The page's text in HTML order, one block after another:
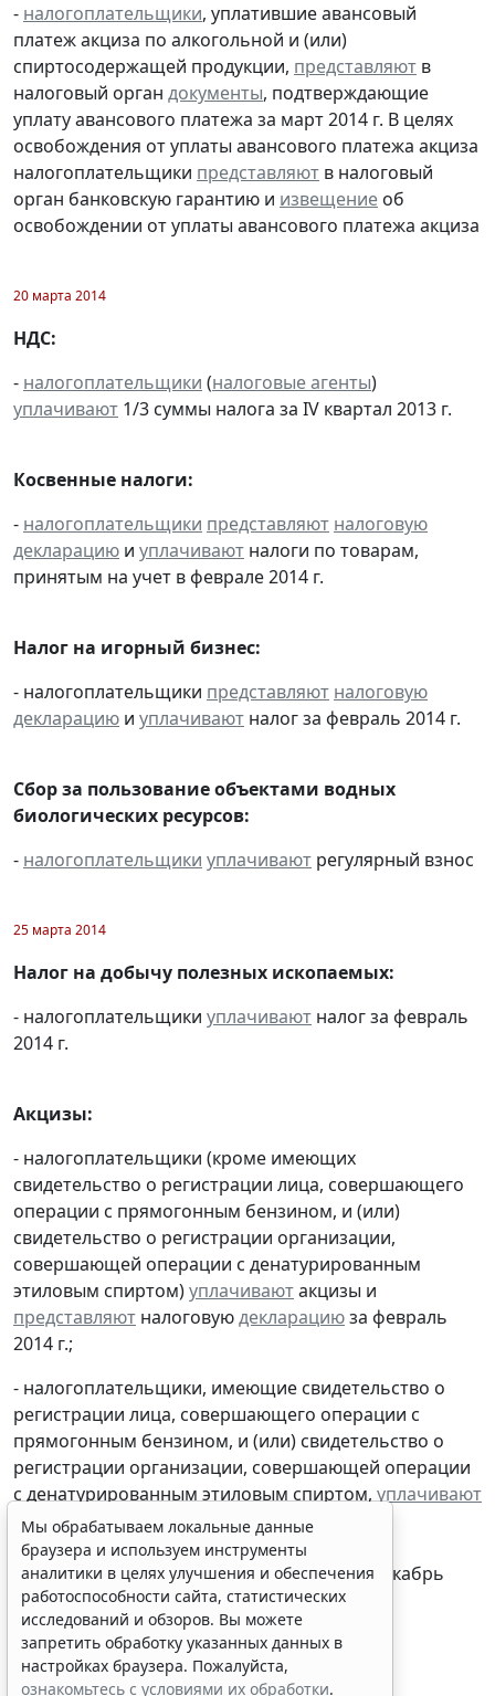
- налогоплательщики, уплатившие авансовый
платеж акциза по алкогольной и (или)
спиртосодержащей продукции, представляют в
налоговый орган документы, подтверждающие
уплату авансового платежа за март 2014 г. В целях
освобождения от уплаты авансового платежа акциза
налогоплательщики представляют в налоговый
орган банковскую гарантию и извещение об
освобождении от уплаты авансового платежа акциза
20 марта 2014
НДС:
- налогоплательщики (налоговые агенты)
уплачивают 1/3 суммы налога за IV квартал 2013 г.
Косвенные налоги:
- налогоплательщики представляют налоговую
декларацию и уплачивают налоги по товарам,
принятым на учет в феврале 2014 г.
Налог на игорный бизнес:
- налогоплательщики представляют налоговую
декларацию и уплачивают налог за февраль 2014 г.
Сбор за пользование объектами водных
биологических ресурсов:
- налогоплательщики уплачивают регулярный взнос
25 марта 2014
Налог на добычу полезных ископаемых:
- налогоплательщики уплачивают налог за февраль
2014 г.
Акцизы:
- налогоплательщики (кроме имеющих
свидетельство о регистрации лица, совершающего
операции с прямогонным бензином, и (или)
свидетельство о регистрации организации,
совершающей операции с денатурированным
этиловым спиртом)уплачиваютакцизы и
представляют налоговуюдекларациюза февраль
2014 г.;
- налогоплательщики, имеющие свидетельство о
регистрации лица, совершающего операции с
прямогонным бензином, и (или) свидетельство о
регистрации организации, совершающей операции
с денатурированным этиловым спиртом, уплачивают
акцизы по прямогонному бензину и
денатурированному этиловому спирту и
представляютналоговуюдекларациюза декабрь
2013 г.
28 марта 2014
Мы обрабатываем локальные данные
браузера и используем инструменты
аналитики в целях улучшения и обеспечения
работоспособности сайта, статистических
исследований и обзоров. Вы можете
запретить обработку указанных данных в
настройках браузера. Пожалуйста,
ознакомьтесь с условиями их обработки.
Принять